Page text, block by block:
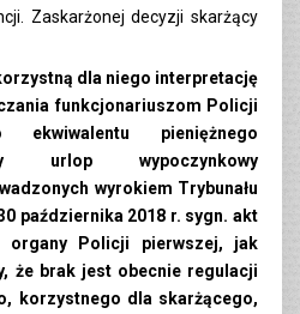
Zaskarżonej decyzji skarżący
dla niego interpretację
funkcjonariuszom Policji
ekwiwalentu pieniężnego
urlop wypoczynkowy
wyrokiem Trybunału
października 2018 r. sygn. akt
organy Policji pierwszej, jak
że brak jest obecnie regulacji
korzystnego dla skarżącego,